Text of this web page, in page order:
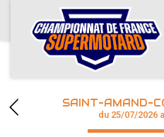
ACCUEIL
ACTUS
CALENDRIER
CHAMPIONNAT
SAINT-AMAND-
du 25/07/2026